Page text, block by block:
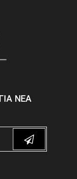
ΝΈΑ